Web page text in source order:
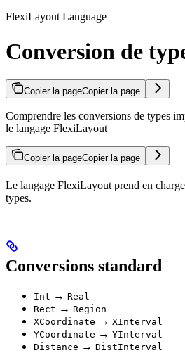
FlexiLayout Language
Conversion de
Copier la pageCopier la page
Comprendre les conversions de types
le langage FlexiLayout
Copier la pageCopier la page
Le langage FlexiLayout prend en
types.
Conversions standard
Int → Real
Rect → Region
XCoordinate → XInterval
YCoordinate → YInterval
Distance → DistInterval